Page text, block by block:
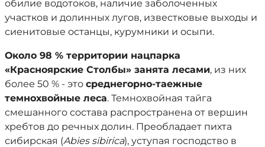
обилие водотоков, наличие заболоченных
участков и долинных лугов, известковые выходы и
сиенитовые останцы, курумники и осыпи.
Около 98 % территории нацпарка
«Красноярские Столбы» занята лесами, из них
более 50 % - это среднегорно-таежные
темнохвойные леса. Темнохвойная тайга
смешанного состава распространена от вершин
хребтов до речных долин. Преобладает пихта
сибирская (Abies sibirica), уступая господство в